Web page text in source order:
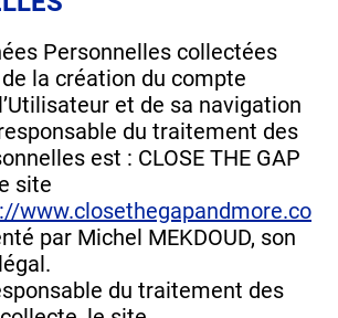
Personnelles collectées
la création du compte
et de sa navigation
du traitement des
est : CLOSE THE GAP
site
www.closethegapandmore.co
par Michel MEKDOUD, son
du traitement des